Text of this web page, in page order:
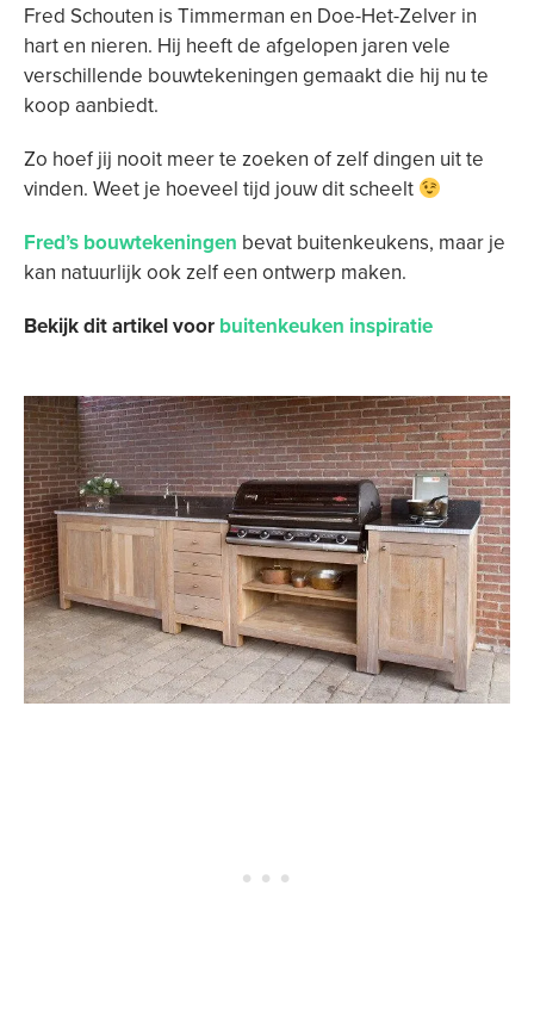
Fred Schouten is Timmerman en Doe-Het-Zelver in
hart en nieren. Hij heeft de afgelopen jaren vele
verschillende bouwtekeningen gemaakt die hij nu te
koop aanbiedt.
Zo hoef jij nooit meer te zoeken of zelf dingen uit te
vinden. Weet je hoeveel tijd jouw dit scheelt
Fred’s bouwtekeningen bevat buitenkeukens, maar je
kan natuurlijk ook zelf een ontwerp maken.
Bekijk dit artikel voor buitenkeuken inspiratie